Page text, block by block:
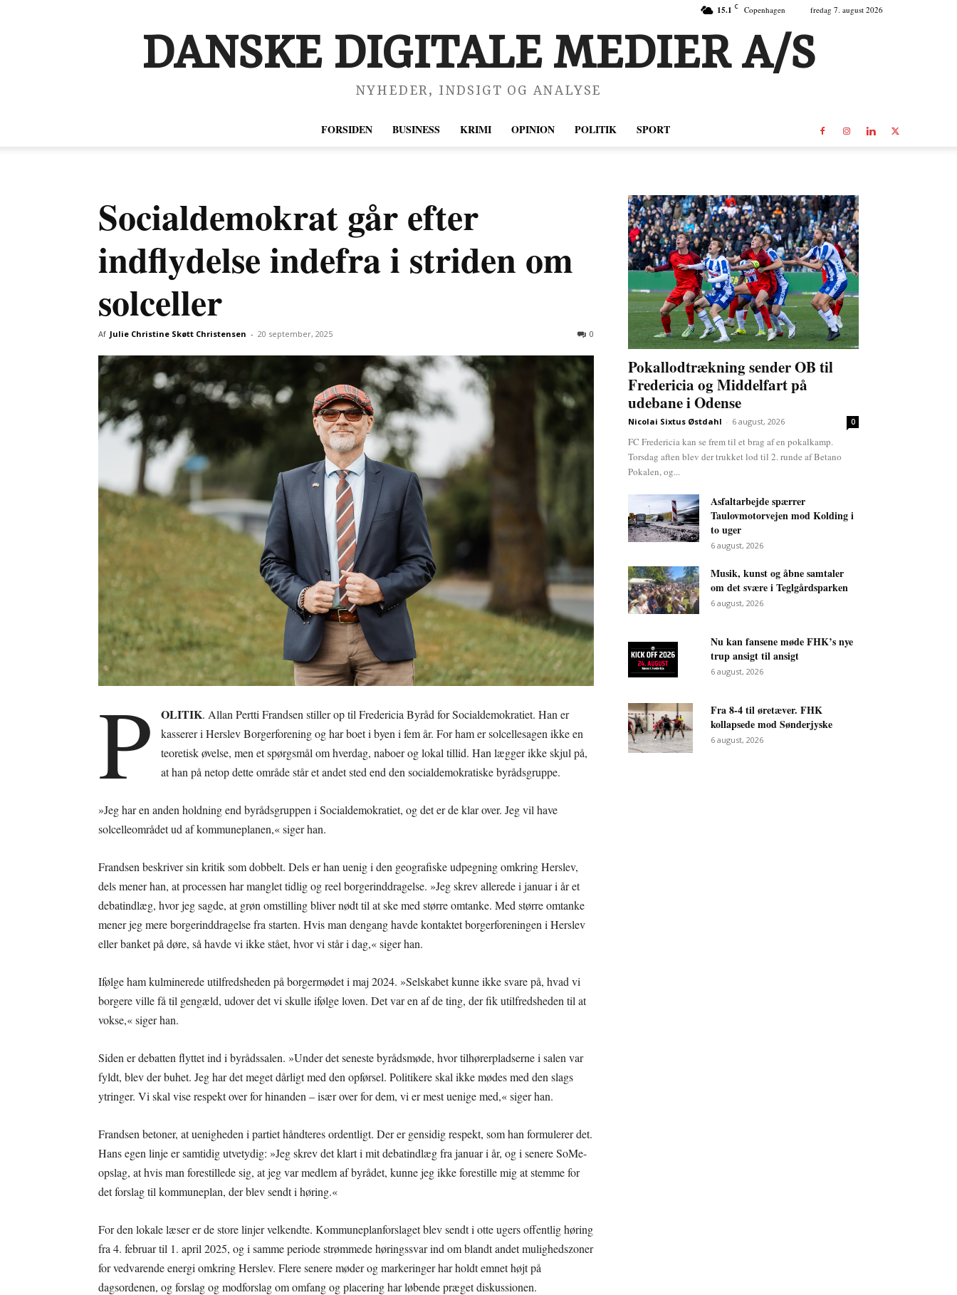
15.1 C Copenhagen fredag 7. august 2026
DANSKE DIGITALE MEDIER A/S
NYHEDER, INDSIGT OG ANALYSE
FORSIDEN BUSINESS KRIMI OPINION POLITIK SPORT
Socialdemokrat går efter
indflydelse indefra i striden om
solceller
Af Julie Christine Skøtt Christensen - 20 september, 2025 0
P OLITIK. Allan Pertti Frandsen stiller op til Fredericia Byråd for Socialdemokratiet. Han er
kasserer i Herslev Borgerforening og har boet i byen i fem år. For ham er solcellesagen ikke en
teoretisk øvelse, men et spørgsmål om hverdag, naboer og lokal tillid. Han lægger ikke skjul på,
at han på netop dette område står et andet sted end den socialdemokratiske byrådsgruppe.
»Jeg har en anden holdning end byrådsgruppen i Socialdemokratiet, og det er de klar over. Jeg vil have
solcelleområdet ud af kommuneplanen,« siger han.
Frandsen beskriver sin kritik som dobbelt. Dels er han uenig i den geografiske udpegning omkring Herslev,
dels mener han, at processen har manglet tidlig og reel borgerinddragelse. »Jeg skrev allerede i januar i år et
debatindlæg, hvor jeg sagde, at grøn omstilling bliver nødt til at ske med større omtanke. Med større omtanke
mener jeg mere borgerinddragelse fra starten. Hvis man dengang havde kontaktet borgerforeningen i Herslev
eller banket på døre, så havde vi ikke stået, hvor vi står i dag,« siger han.
Ifølge ham kulminerede utilfredsheden på borgermødet i maj 2024. »Selskabet kunne ikke svare på, hvad vi
borgere ville få til gengæld, udover det vi skulle ifølge loven. Det var en af de ting, der fik utilfredsheden til at
vokse,« siger han.
Siden er debatten flyttet ind i byrådssalen. »Under det seneste byrådsmøde, hvor tilhørerpladserne i salen var
fyldt, blev der buhet. Jeg har det meget dårligt med den opførsel. Politikere skal ikke mødes med den slags
ytringer. Vi skal vise respekt over for hinanden – især over for dem, vi er mest uenige med,« siger han.
Frandsen betoner, at uenigheden i partiet håndteres ordentligt. Der er gensidig respekt, som han formulerer det.
Hans egen linje er samtidig utvetydig: »Jeg skrev det klart i mit debatindlæg fra januar i år, og i senere SoMe-
opslag, at hvis man forestillede sig, at jeg var medlem af byrådet, kunne jeg ikke forestille mig at stemme for
det forslag til kommuneplan, der blev sendt i høring.«
For den lokale læser er de store linjer velkendte. Kommuneplanforslaget blev sendt i otte ugers offentlig høring
fra 4. februar til 1. april 2025, og i samme periode strømmede høringssvar ind om blandt andet mulighedszoner
for vedvarende energi omkring Herslev. Flere senere møder og markeringer har holdt emnet højt på
dagsordenen, og forslag og modforslag om omfang og placering har løbende præget diskussionen.
Pokallodtrækning sender OB til
Fredericia og Middelfart på
udebane i Odense
Nicolai Sixtus Østdahl - 6 august, 2026 0
FC Fredericia kan se frem til et brag af en pokalkamp.
Torsdag aften blev der trukket lod til 2. runde af Betano
Pokalen, og...
Asfaltarbejde spærrer
Taulovmotorvejen mod Kolding i
to uger
6 august, 2026
Musik, kunst og åbne samtaler
om det svære i Teglgårdsparken
6 august, 2026
Nu kan fansene møde FHK’s nye
trup ansigt til ansigt
6 august, 2026
Fra 8-4 til øretæver. FHK
kollapsede mod Sønderjyske
6 august, 2026